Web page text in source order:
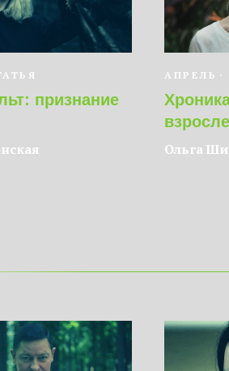
признание
АПРЕЛЬ
Ольга